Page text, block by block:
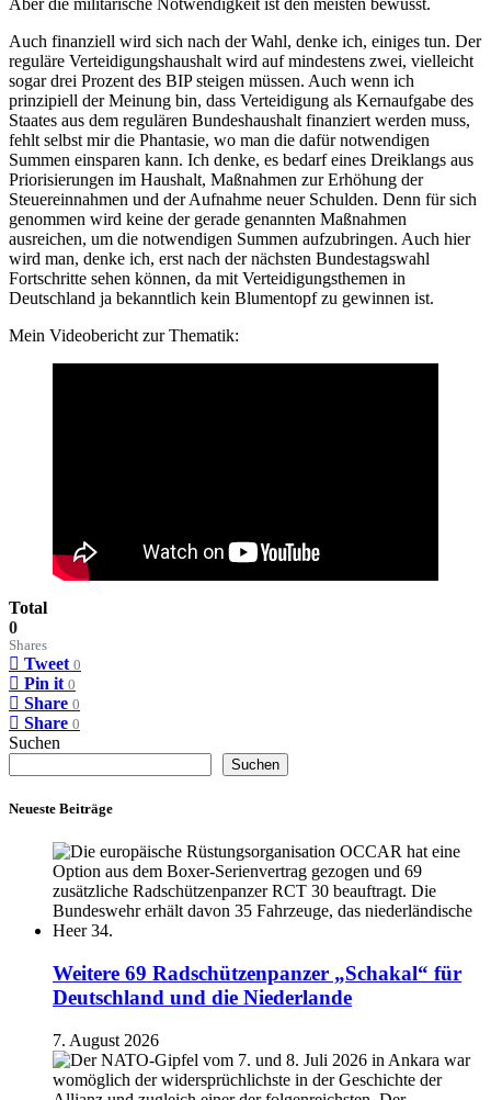
Auch finanziell wird sich nach der Wahl, denke ich, einiges tun. Der
reguläre Verteidigungshaushalt wird auf mindestens zwei, vielleicht
sogar drei Prozent des BIP steigen müssen. Auch wenn ich
prinzipiell der Meinung bin, dass Verteidigung als Kernaufgabe des
Staates aus dem regulären Bundeshaushalt finanziert werden muss,
fehlt selbst mir die Phantasie, wo man die dafür notwendigen
Summen einsparen kann. Ich denke, es bedarf eines Dreiklangs aus
Priorisierungen im Haushalt, Maßnahmen zur Erhöhung der
Steuereinnahmen und der Aufnahme neuer Schulden. Denn für sich
genommen wird keine der gerade genannten Maßnahmen
ausreichen, um die notwendigen Summen aufzubringen. Auch hier
wird man, denke ich, erst nach der nächsten Bundestagswahl
Fortschritte sehen können, da mit Verteidigungsthemen in
Deutschland ja bekanntlich kein Blumentopf zu gewinnen ist.
Mein Videobericht zur Thematik:
Total
0
Shares
Tweet 0
Pin it 0
Share 0
Share 0
Suchen
Suchen
Neueste Beiträge
Weitere 69 Radschützenpanzer „Schakal“ für
Deutschland und die Niederlande
7. August 2026